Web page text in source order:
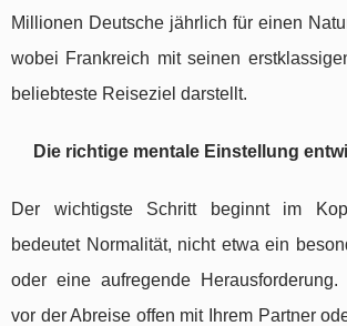
Millionen Deutsche jährlich für einen
wobei Frankreich mit seinen
beliebteste Reiseziel darstellt.
Die richtige mentale Einstellung
Der wichtigste Schritt beginnt im
bedeutet Normalität, nicht etwa ein
oder eine aufregende
vor der Abreise offen mit Ihrem Partner